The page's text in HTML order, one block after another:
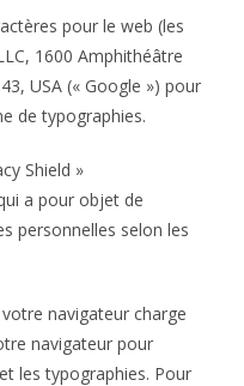
pour le web (les
1600 Amphithéâtre
USA (« Google ») pour
de typographies.
Shield »
a pour objet de
personnelles selon les
navigateur charge
navigateur pour
les typographies. Pour